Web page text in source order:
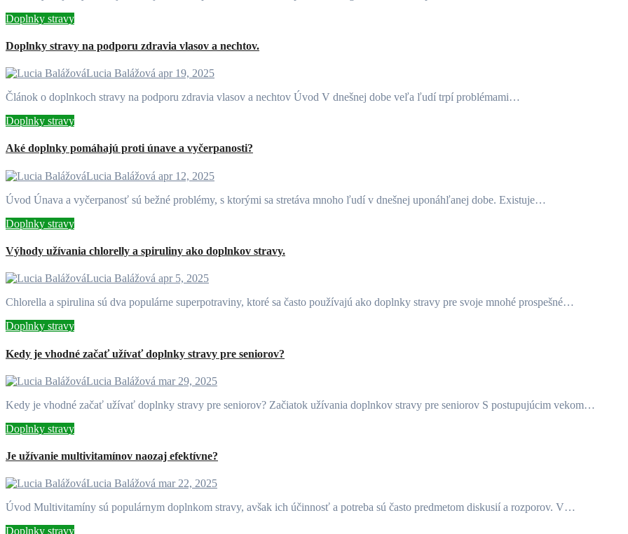
Doplnky stravy
Doplnky stravy na podporu zdravia vlasov a nechtov.
Lucia Balážová apr 19, 2025
Článok o doplnkoch stravy na podporu zdravia vlasov a nechtov Úvod V dnešnej dobe veľa ľudí trpí problémami…
Doplnky stravy
Aké doplnky pomáhajú proti únave a vyčerpanosti?
Lucia Balážová apr 12, 2025
Úvod Únava a vyčerpanosť sú bežné problémy, s ktorými sa stretáva mnoho ľudí v dnešnej uponáhľanej dobe. Existuje…
Doplnky stravy
Výhody užívania chlorelly a spiruliny ako doplnkov stravy.
Lucia Balážová apr 5, 2025
Chlorella a spirulina sú dva populárne superpotraviny, ktoré sa často používajú ako doplnky stravy pre svoje mnohé prospešné…
Doplnky stravy
Kedy je vhodné začať užívať doplnky stravy pre seniorov?
Lucia Balážová mar 29, 2025
Kedy je vhodné začať užívať doplnky stravy pre seniorov? Začiatok užívania doplnkov stravy pre seniorov S postupujúcim vekom…
Doplnky stravy
Je užívanie multivitamínov naozaj efektívne?
Lucia Balážová mar 22, 2025
Úvod Multivitamíny sú populárnym doplnkom stravy, avšak ich účinnosť a potreba sú často predmetom diskusií a rozporov. V…
Doplnky stravy